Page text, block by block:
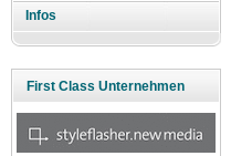
Infos
First Class Unternehmen